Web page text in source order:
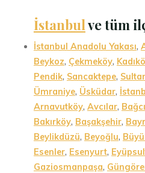
İstanbulve tüm
İstanbul Anadolu Yakası,
Beykoz, Çekmeköy,
Pendik, Sancaktepe,
Ümraniye, Üsküdar,
Arnavutköy,Avcılar,
Bakırköy, Başakşehir,
Beylikdüzü, Beyoğlu,
Esenler, Esenyurt,
Gaziosmanpaşa,